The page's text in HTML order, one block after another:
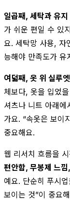
일곱째, 세탁과 유
가 쉬운 편일 수 있
요. 세탁망 사용, 자
능해야 만족도가 유
여덟째, 옷 위 실루
체보다, 옷을 입었
셔츠나 니트 아래
가요. “속옷은 보이
중요해요.
웹 리서치 흐름을
편안함, 무봉제 느
예요. 단순히 푸시
보이는 것”이 중요